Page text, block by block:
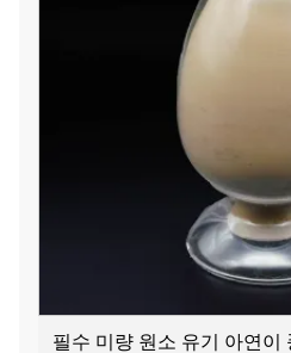
필수 미량 원소 유기 아연이